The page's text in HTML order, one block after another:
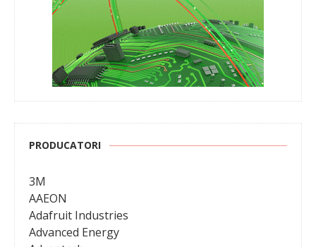
PRODUCATORI
3M
AAEON
Adafruit Industries
Advanced Energy